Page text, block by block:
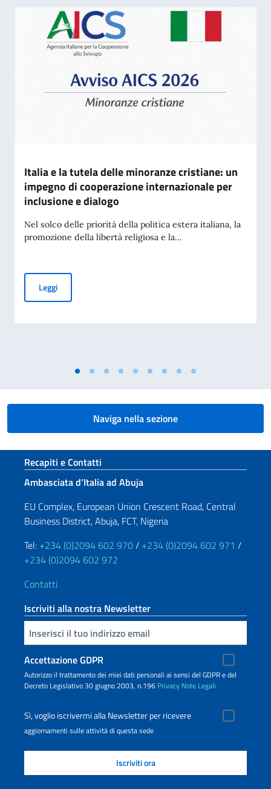
Italia e la tutela delle minoranze cristiane: un
impegno di cooperazione internazionale per
inclusione e dialogo
Nel solco delle priorità della politica estera italiana, la
promozione della libertà religiosa e la...
LeggiItalia e la tutela delle minoranze cristiane: un impegno di
Naviga nella sezione
Sezione footer
Recapiti e Contatti
Ambasciata d’Italia ad Abuja
EU Complex, European Union Crescent Road, Central
Business District, Abuja, FCT, Nigeria
Tel: +234 (0)2094 602 970/ +234 (0)2094 602 971 /
+234 (0)2094 602 972
Contatti
Iscriviti alla nostra Newsletter
Inserisci la tua email
Accettazione GDPR
Autorizzo il trattamento dei miei dati personali ai sensi del GDPR e del
Decreto Legislativo 30 giugno 2003, n.196 Privacy Note Legali
Sì, voglio iscrivermi alla Newsletter per ricevere
aggiornamenti sulle attività di questa sede